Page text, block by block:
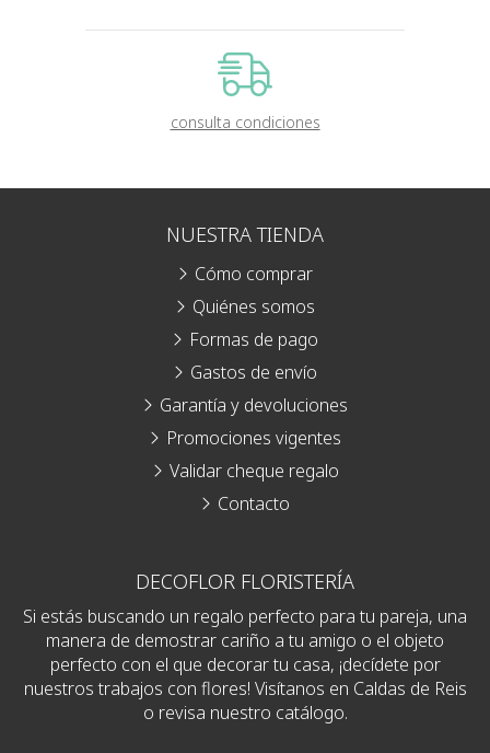
consulta condiciones
DECOFLOR FLORISTERÍA
Si estás buscando un regalo perfecto para tu pareja, una
manera de demostrar cariño a tu amigo o el objeto
perfecto con el que decorar tu casa, ¡decídete por
nuestros trabajos con flores! Visítanos en Caldas de Reis
o revisa nuestro catálogo.
NUESTRA TIENDA
Cómo comprar
Quiénes somos
Formas de pago
Gastos de envío
Garantía y devoluciones
Promociones vigentes
Validar cheque regalo
Contacto